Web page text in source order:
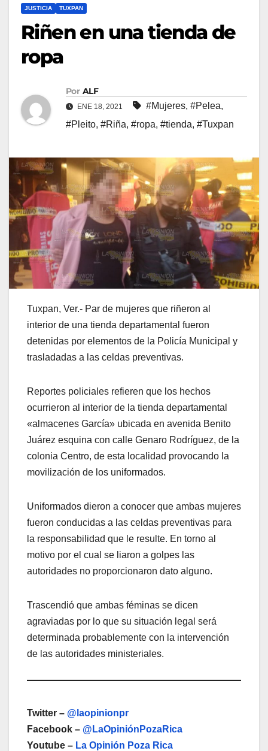
JUSTICIA TUXPAN
Riñen en una tienda de
ropa
Por ALF
ENE 18, 2021 #Mujeres, #Pelea,
#Pleito, #Riña, #ropa, #tienda, #Tuxpan
Tuxpan, Ver.- Par de mujeres que riñeron al
interior de una tienda departamental fueron
detenidas por elementos de la Policía Municipal y
trasladadas a las celdas preventivas.
Reportes policiales refieren que los hechos
ocurrieron al interior de la tienda departamental
«almacenes García» ubicada en avenida Benito
Juárez esquina con calle Genaro Rodríguez, de la
colonia Centro, de esta localidad provocando la
movilización de los uniformados.
Uniformados dieron a conocer que ambas mujeres
fueron conducidas a las celdas preventivas para
la responsabilidad que le resulte. En torno al
motivo por el cual se liaron a golpes las
autoridades no proporcionaron dato alguno.
Trascendió que ambas féminas se dicen
agraviadas por lo que su situación legal será
determinada probablemente con la intervención
de las autoridades ministeriales.
Twitter – @laopinionpr
Facebook – @LaOpiniónPozaRica
Youtube – La Opinión Poza Rica